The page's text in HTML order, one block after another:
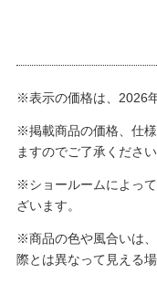
※表示の価格は、2026
※掲載商品の価格、仕
ますのでご了承ください
※ショールームによっ
ざいます。
※商品の色や風合いは
際とは異なって見える